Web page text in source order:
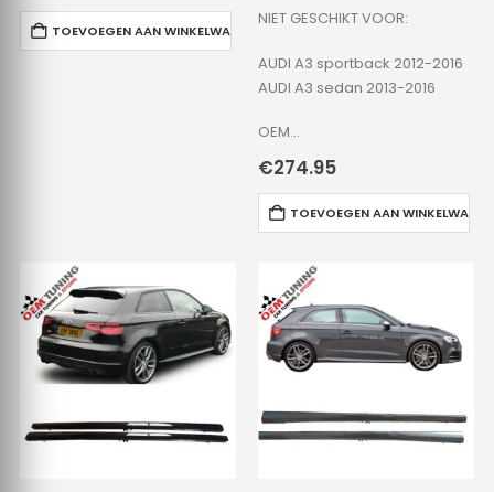
TOEVOEGEN AAN WINKELWAGEN
NIET GESCHIKT VOOR:
AUDI A3 sportback 2012-2016
AUDI A3 sedan 2013-2016
OEM…
€274.95
TOEVOEGEN AAN